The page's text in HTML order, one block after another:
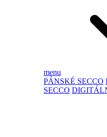
menu
PÁNSKÉ SECCO
SECCO